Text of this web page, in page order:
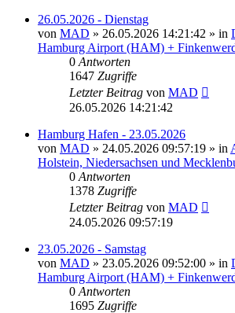
26.05.2026 - Dienstag
von MAD » 26.05.2026 14:21:42 » in
Hamburg Airport (HAM) +
0 Antworten
1647 Zugriffe
Letzter Beitrag von MAD
26.05.2026 14:21:42
Hamburg Hafen - 23.05.2026
von MAD » 24.05.2026 09:57:19 » in
Holstein, Niedersachsen und
0 Antworten
1378 Zugriffe
Letzter Beitrag von MAD
24.05.2026 09:57:19
23.05.2026 - Samstag
von MAD » 23.05.2026 09:52:00 » in
Hamburg Airport (HAM) +
0 Antworten
1695 Zugriffe